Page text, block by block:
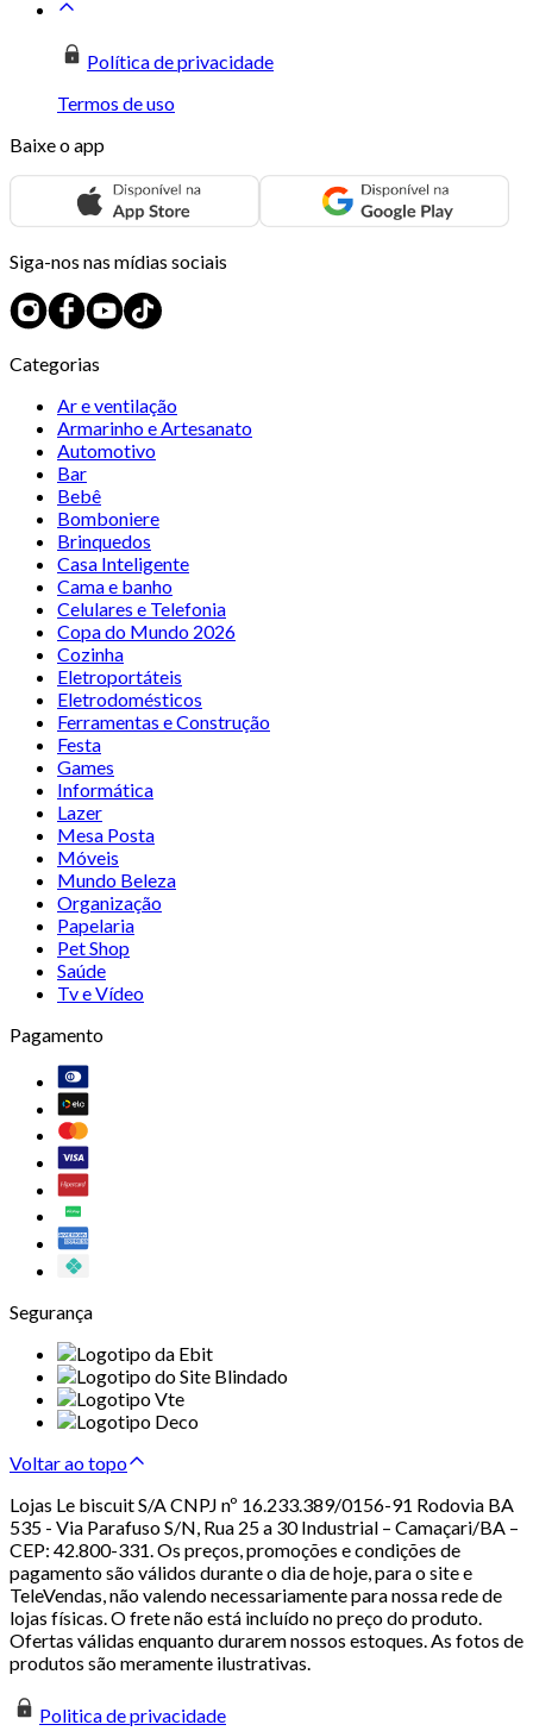
Política de privacidade
Termos de uso
Baixe o app
Siga-nos nas mídias sociais
Categorias
Ar e ventilação
Armarinho e Artesanato
Automotivo
Bar
Bebê
Bomboniere
Brinquedos
Casa Inteligente
Cama e banho
Celulares e Telefonia
Copa do Mundo 2026
Cozinha
Eletroportáteis
Eletrodomésticos
Ferramentas e Construção
Festa
Games
Informática
Lazer
Mesa Posta
Móveis
Mundo Beleza
Organização
Papelaria
Pet Shop
Saúde
Tv e Vídeo
Pagamento
Segurança
Voltar ao topo
Lojas Le biscuit S/A CNPJ nº 16.233.389/0156-91 Rodovia BA
535 - Via Parafuso S/N, Rua 25 a 30 Industrial – Camaçari/BA –
CEP: 42.800-331. Os preços, promoções e condições de
pagamento são válidos durante o dia de hoje, para o site e
TeleVendas, não valendo necessariamente para nossa rede de
lojas físicas. O frete não está incluído no preço do produto.
Ofertas válidas enquanto durarem nossos estoques. As fotos de
produtos são meramente ilustrativas.
Politica de privacidade